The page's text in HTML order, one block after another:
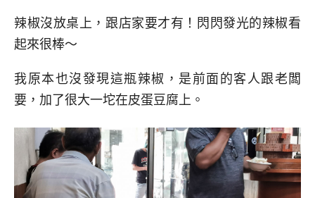
辣椒沒放桌上，跟店家要才有！閃閃發光的辣椒看
起來很棒～
我原本也沒發現這瓶辣椒，是前面的客人跟老闆
要，加了很大一坨在皮蛋豆腐上。